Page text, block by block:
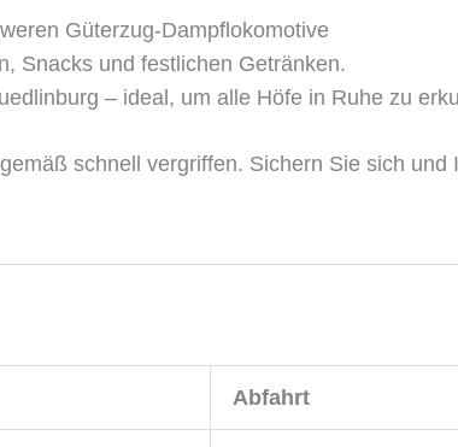
Güterzug-Dampflokomotive
Snacks und festlichen Getränken.
– ideal, um alle Höfe in Ruhe zu
schnell vergriffen. Sichern Sie sich
Abfahrt